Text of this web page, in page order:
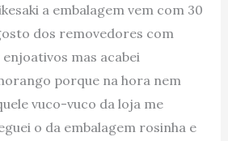
a embalagem vem com 30
dos removedores com
mas acabei
porque na hora nem
vuco-vuco da loja me
o da embalagem rosinha e